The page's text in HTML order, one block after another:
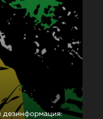
дезинформация: